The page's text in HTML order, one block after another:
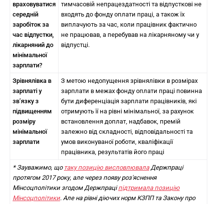
враховуватися
середній
заробіток за
час відпустки,
лікарняний до
мінімальної
зарплати?
тимчасовій непрацездатності та відпусткові не
входять до фонду оплати праці, а також їх
виплачують за час, коли працівник фактично
не працював, а перебував на лікарняному чи у
відпустці.
Зрівнялівка в
зарплаті у
зв’язку з
підвищенням
розміру
мінімальної
зарплати
З метою недопущення зрівнялівки в розмірах
зарплати в межах фонду оплати праці повинна
бути диференціація зарплати працівників, які
отримують її на рівні мінімальної, за рахунок
встановлення доплат, надбавок, премій
залежно від складності, відповідальності та
умов виконуваної роботи, кваліфікації
працівника, результатів його праці
* Зауважимо, що таку позицію висловлювалаДержпраці
протягом 2017 року, але через появу роз'яснення
Мінсоцполітики згодом Держпраціпідтримала позицію
Мінсоцполітики. Але на рівні діючих норм КЗПП та Закону про